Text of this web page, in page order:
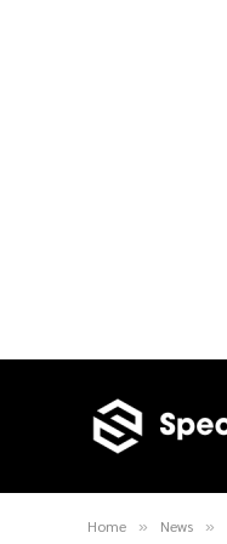
Home » News »